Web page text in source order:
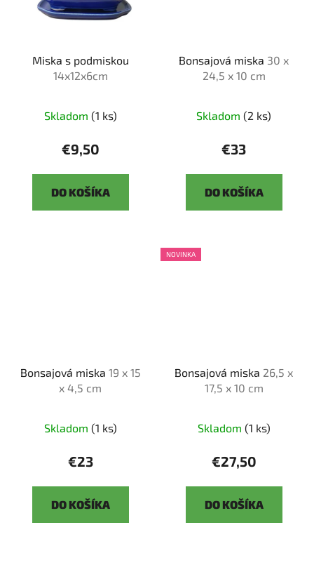
Miska s podmiskou
14x12x6cm
Skladom (1 ks)
€9,50
DO KOŠÍKA
Bonsajová miska 30 x
24,5 x 10 cm
Skladom (2 ks)
€33
DO KOŠÍKA
Bonsajová miska 19 x 15
x 4,5 cm
Skladom (1 ks)
€23
DO KOŠÍKA
NOVINKA
Bonsajová miska 26,5 x
17,5 x 10 cm
Skladom (1 ks)
€27,50
DO KOŠÍKA